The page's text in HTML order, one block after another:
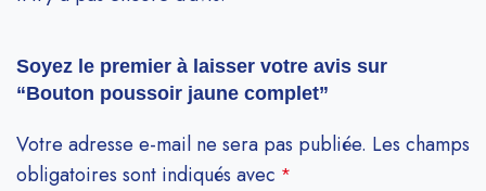
Soyez le premier à laisser votre avis sur
“Bouton poussoir jaune complet”
Votre adresse e-mail ne sera pas publiée. Les champs
obligatoires sont indiqués avec *